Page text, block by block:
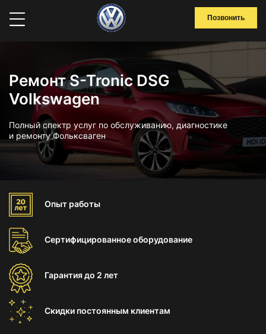
Позвонить
Ремонт S-Tronic DSG
Volkswagen
Полный спектр услуг по обслуживанию, диагностике
и ремонту Фольксваген
Опыт работы
Сертифицированноеоборудование
Гарантиядо 2 лет
Скидки постоянным клиентам